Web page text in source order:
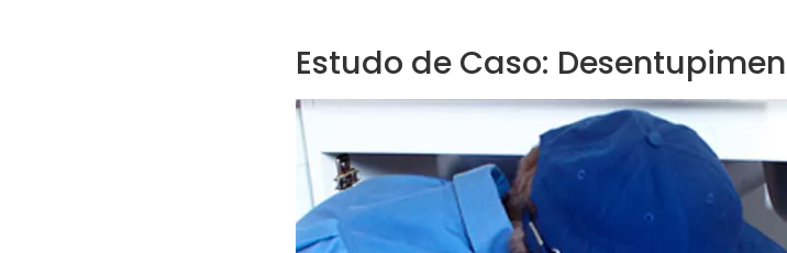
Estudo de Caso: